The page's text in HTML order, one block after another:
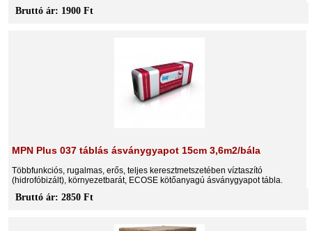
Bruttó ár: 1900 Ft
MPN Plus 037 táblás ásványgyapot 15cm 3,6m2/bála
Többfunkciós, rugalmas, erős, teljes keresztmetszetében víztaszító
(hidrofóbizált), környezetbarát, ECOSE kötőanyagú ásványgyapot tábla.
Bruttó ár: 2850 Ft